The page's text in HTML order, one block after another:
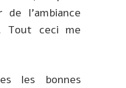
l’ambiance
Tout ceci me
les bonnes